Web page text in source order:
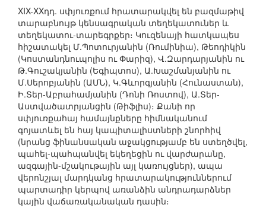
XIX-XXդդ. սփյուռքում հրատարակվել են բազմաթիվ
տարաբնույթ կենսագրական տեղեկատուներ և
տեղեկատու-տարեգրքեր։ Կուզենայի հատկապես
հիշատակել Մ.Պոտուրյանին (Ռումինիա), Թեոդիկին
(Կոստանդնուպոլիս ու Փարիզ), Վ.Զարդարյանին ու
Թ.Գուշակյանին (Եգիպտոս), Ա.Խաշմանյանին ու
Մ.Սերոբյանին (ԱՄՆ), Կ.Գևորգյանին (Հունաստան),
Ի.Տեր-Աբրահամյանին (Դոնի Ռոստով), Ա.Տեր-
Աստվածատրյանցին (Թիֆլիս)։ Քանի որ
սփյուռքահայ համայնքները հիմնականում
գոյատևել են հայ կապիտալիստների շնորհիվ
(նրանց ֆինանսական աջակցությամբ են ստեղծվել,
պահել-պահպանվել եկեղեցին ու վարժարանը,
ազգային-մշակութային այլ կառույցներ), ապա
վերոնշյալ մարդկանց հրատարակություններում
պարտադիր կերպով առանձին անդրադարձներ
կային վաճառականական դասին։